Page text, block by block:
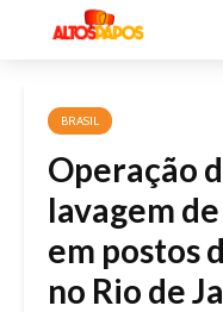
BRASIL
Operação
lavagem
em postos
no Rio de